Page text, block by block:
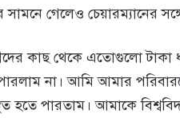
গেলেও চেয়ারম্যানের
কাছ থেকে এতোগুলো টাকা
না। আমি আমার
পারতাম। আমাকে